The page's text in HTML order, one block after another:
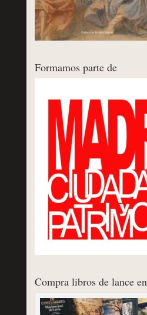
Formamos parte de
Compra libros de lance en